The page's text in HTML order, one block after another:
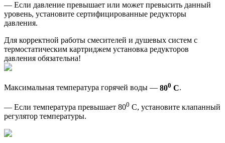
— Если давление превышает или может превысить данный
уровень, установите сертифицированные редукторы
давления.
Для корректной работы смесителей и душевых систем с
термостатическим картриджем установка редукторов
давления обязательна!
Максимальная температура горячей воды — 800 С.
— Если температура превышает 800 С, установите клапанный
регулятор температуры.